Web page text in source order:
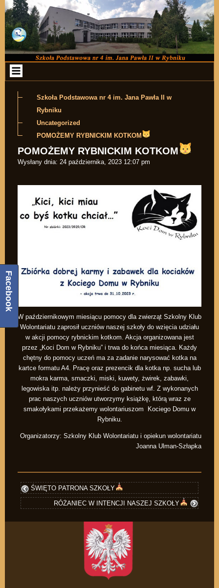
Przejdź do zawartości
Szkoła Podstawowa nr 4 im. Jana Pawła II w
Rybniku
Uncategorized
POMOŻEMY RYBNICKIM KOTKOM
POMOŻEMY RYBNICKIM KOTKOM
Wysłany dnia: 24 października, 2023 12:07 pm
W październikowym miesiącu pomocy dla zwierząt Szkolny Klub
Wolontariatu zaprosił uczniów naszej szkoły do wzięcia udziału
w akcji pomocy rybnickim kotkom. Akcja organizowana jest
przez „Koci Dom w Rybniku” i trwa do końca miesiąca. Każdy
chętny do pomocy uczeń ma za zadanie narysować kotka na
kartce formatu A4. Pracę oraz prezencik dla kotka np. sucha lub
mokra karma, smaczki, miski, kuwety, żwirek, zabawki,
legowiska itp. należy przynieść do gabinetu wf. Z wykonanych
prac naszych uczniów utworzymy książkę, którą wraz ze
smakołykami przekażemy wolontariuszom Kociego Domu w
Rybniku.
Organizatorzy: Szkolny Klub Wolontariatu i opiekun wolontariatu
Joanna Ulman-Szłapka
ŚWIĘTO PATRONA SZKOŁY
RÓŻANIEC W INTENCJI NASZEJ SZKOŁY
Facebook